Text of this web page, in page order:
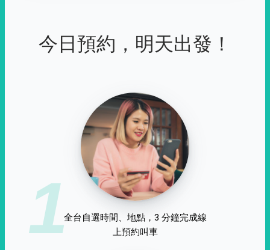
今日預約，明天出發！
1全台自選時間、地點，3 分鐘完成線
上預約叫車